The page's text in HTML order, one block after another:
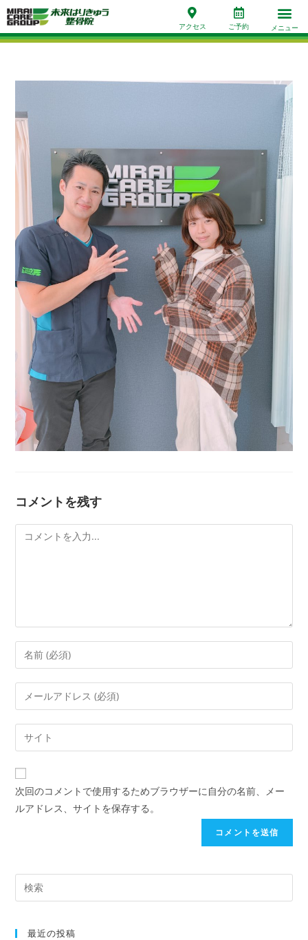
アクセス ご予約 メニュー
コメントを残す
次回のコメントで使用するためブラウザーに自分の名前、メー
ルアドレス、サイトを保存する。
最近の投稿